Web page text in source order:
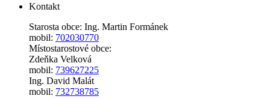
Kontakt
Starosta obce: Ing. Martin Formánek
mobil: 702030770
Místostarostové obce:
Zdeňka Velková
mobil: 739627225
Ing. David Malát
mobil: 732738785